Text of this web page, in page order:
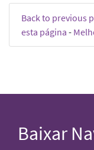
Back to previous
esta página -
Baixar